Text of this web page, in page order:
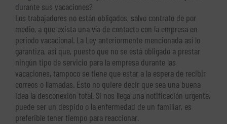
durante sus vacaciones?
Los trabajadores no están obligados, salvo contrato de por
medio, a que exista una vía de contacto con la empresa en
periodo vacacional. La Ley anteriormente mencionada así lo
garantiza, así que, puesto que no se está obligado a prestar
ningún tipo de servicio para la empresa durante las
vacaciones, tampoco se tiene que estar a la espera de recibir
correos o llamadas. Esto no quiere decir que sea una buena
idea la desconexión total. Si nos llega una notificación urgente,
puede ser un despido o la enfermedad de un familiar, es
preferible tener tiempo para reaccionar.